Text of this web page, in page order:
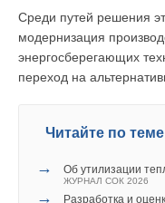
Среди путей решения
модернизация
энергосберегающих
переход на
Читайте по
→ Об утилизации
ЖУРНАЛ СОК 2026
→
Разработка и
На небольшом
канализационный
стабилизируется: вода
канализационного
стоков течет воздух.
также от условий их
Здесь вполне
допустить то, что за